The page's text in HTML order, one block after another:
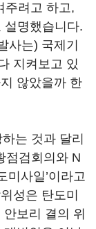
주려고 하고,
설명했습니다.
사는) 국제기
지켜보고 있
않았을까 한
는 것과 달리
점검회의와 N
미사일’이라고
성은 탄도미
보리 결의 위